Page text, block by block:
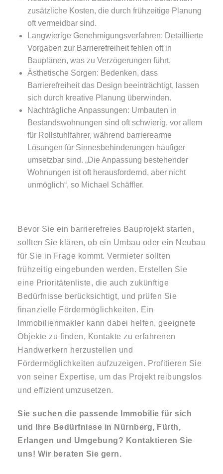
zusätzliche Kosten, die durch frühzeitige Planung
oft vermeidbar sind.
Langwierige Genehmigungsverfahren: Detaillierte
Vorgaben zur Barrierefreiheit fehlen oft in
Bauplänen, was zu Verzögerungen führt.
Ästhetische Sorgen: Bedenken, dass
Barrierefreiheit das Design beeinträchtigt, lassen
sich durch kreative Planung überwinden.
Nachträgliche Anpassungen: Umbauten in
Bestandswohnungen sind oft schwierig, vor allem
für Rollstuhlfahrer, während barrierearme
Lösungen für Sinnesbehinderungen häufiger
umsetzbar sind. „Die Anpassung bestehender
Wohnungen ist oft herausfordernd, aber nicht
unmöglich“, so Michael Schäffler.
Bevor Sie ein barrierefreies Bauprojekt starten,
sollten Sie klären, ob ein Umbau oder ein Neubau
für Sie in Frage kommt. Vermieter sollten
frühzeitig eingebunden werden. Erstellen Sie
eine Prioritätenliste, die auch zukünftige
Bedürfnisse berücksichtigt, und prüfen Sie
finanzielle Fördermöglichkeiten. Ein
Immobilienmakler kann dabei helfen, geeignete
Objekte zu finden, Kontakte zu erfahrenen
Handwerkern herzustellen und
Fördermöglichkeiten aufzuzeigen. Profitieren Sie
von seiner Expertise, um das Projekt reibungslos
und effizient umzusetzen.
Sie suchen die passende Immobilie für sich
und Ihre Bedürfnisse in Nürnberg, Fürth,
Erlangen und Umgebung? Kontaktieren Sie
uns! Wir beraten Sie gern.